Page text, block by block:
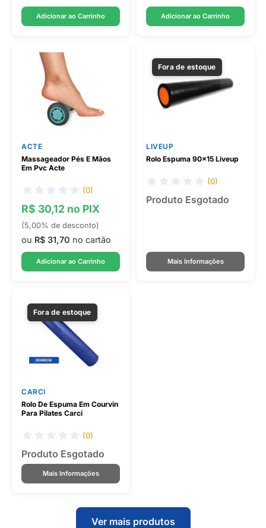
Adicionar ao Carrinho Adicionar ao Carrinho
ACTE
Massageador Pés E Mãos
Em Pvc Acte
(0)
R$ 30,12 no PIX
(5,00% de desconto)
ou R$ 31,70 no cartão
Adicionar ao Carrinho
Fora de estoque
LIVEUP
Rolo Espuma 90x15 Liveup
(0)
Produto Esgotado
Mais Informações
Fora de estoque
CARCI
Rolo De Espuma Em Courvin
Para Pilates Carci
(0)
Produto Esgotado
Mais Informações
Ver mais produtos